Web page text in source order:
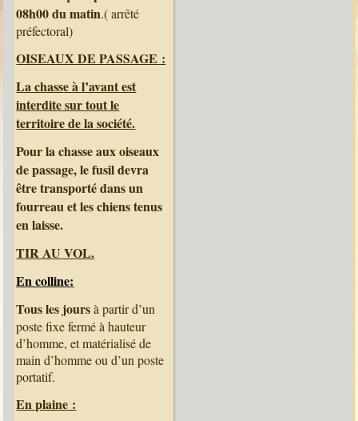
08h00 du matin.( arrêté
préfectoral)
OISEAUX DE PASSAGE :
La chasse à l’avant est
interdite sur tout le
territoire de la société.
Pour la chasse aux oiseaux
de passage, le fusil devra
être transporté dans un
fourreau et les chiens tenus
en laisse.
TIR AU VOL.
En colline:
Tous les joursà partir d’un
poste fixe fermé à hauteur
d’homme, et matérialisé de
main d’homme ou d’un poste
portatif.
En plaine :